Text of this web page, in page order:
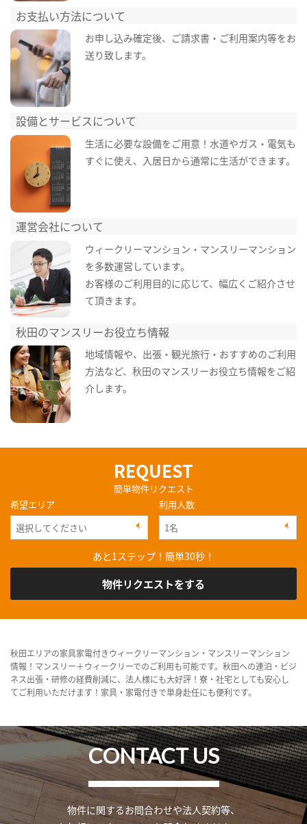
お支払い方法について
お申し込み確定後、ご請求書・ご利用案内等をお
送り致します。
設備とサービスについて
生活に必要な設備をご用意！水道やガス・電気も
すぐに使え、入居日から通常に生活ができます。
運営会社について
ウィークリーマンション・マンスリーマンション
を多数運営しています。
お客様のご利用目的に応じて、幅広くご紹介させ
て頂きます。
秋田のマンスリーお役立ち情報
地域情報や、出張・観光旅行・おすすめのご利用
方法など、秋田のマンスリーお役立ち情報をご紹
介します。
REQUEST
簡単物件リクエスト
希望エリア
利用人数
あと1ステップ！簡単30秒！
物件リクエストをする
秋田エリアの家具家電付きウィークリーマンション・マンスリーマンション
情報！マンスリー＋ウィークリーでのご利用も可能です。秋田への連泊・ビジ
ネス出張・研修の経費削減に、法人様にも大好評！寮・社宅としても安心し
てご利用いただけます！家具・家電付きで単身赴任にも便利です。
CONTACT US
物件に関するお問合わせや法人契約等、